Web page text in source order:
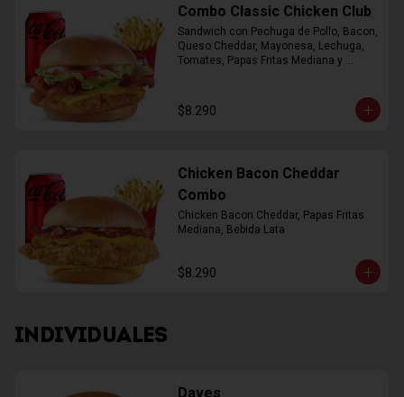
Combo Classic Chicken Club
Sandwich con Pechuga de Pollo, Bacon,
Queso Cheddar, Mayonesa, Lechuga,
Tomates, Papas Fritas Mediana y
$8.290
Chicken Bacon Cheddar
Combo
Chicken Bacon Cheddar, Papas Fritas
Mediana, Bebida Lata
$8.290
INDIVIDUALES
Daves